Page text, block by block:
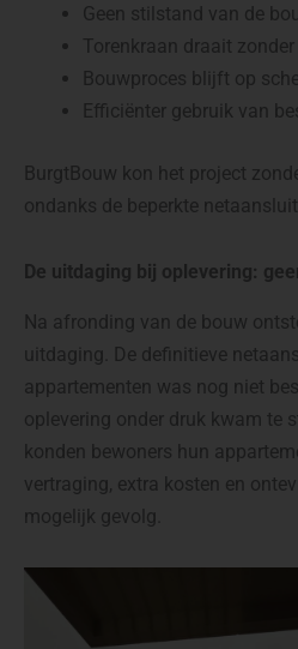
Geen stilstand van de
Torenkraan draait
Bouwproces blijft op
Efficiënter gebruik van
BurgtBouw kon het project
ondanks de beperkte
De uitdaging bij oplevering:
Na afronding van de bouw
uitdaging. De definitieve
appartementen was nog niet
oplevering onder druk kwam te
konden bewoners hun
vertraging, extra kosten en
mogelijk gevolg.